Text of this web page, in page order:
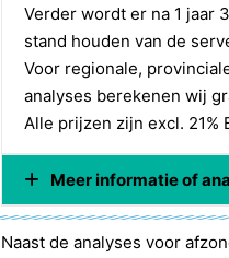
Supportvideo’s
Concurrentiegraaf
Concurrentiekaart
Postcodekaart
Verder wordt er na 1 jaar
stand houden van de
Voor regionale,
analyses berekenen wij
Alle prijzen zijn excl. 21%
Meer informatie of
Naast de analyses voor